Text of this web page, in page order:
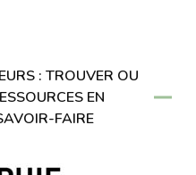
: TROUVER OU
EN
FAIRE